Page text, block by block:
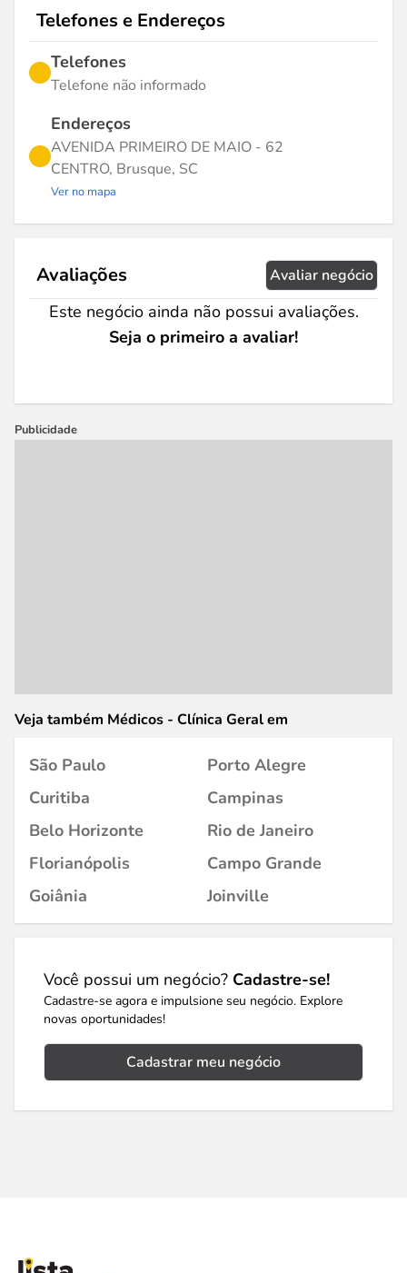
Telefones e Endereços
Telefones
Telefone não informado
Endereços
AVENIDA PRIMEIRO DE MAIO - 62
CENTRO, Brusque, SC
Ver no mapa
Avaliações Avaliar negócio
Este negócio ainda não possui avaliações.
Seja o primeiro a avaliar!
Publicidade
Veja também Médicos - Clínica Geral em
São Paulo
Porto Alegre
Curitiba
Campinas
Belo Horizonte
Rio de Janeiro
Florianópolis
Campo Grande
Goiânia
Joinville
Você possui um negócio? Cadastre-se!
Cadastre-se agora e impulsione seu negócio. Explore
novas oportunidades!
Cadastrar meu negócio